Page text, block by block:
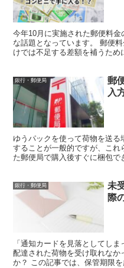
今年10月に実施された郵便料
な話題となっています。 郵便
けでは不足する差額を補うた
銀行・郵便局
郵
入
ゆうパックを使って荷物を送る
することが一般的ですが、これ
た郵便局で購入後すぐに梱包
銀行・郵便局
未
際
「通知カードを見落としてし
配達された荷物を受け取れな
か？ この記事では、保管期限